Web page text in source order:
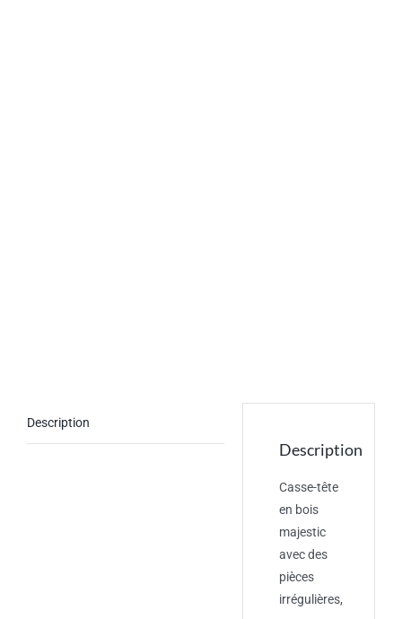
Description
Description
Casse-tête
en bois
majestic
avec des
pièces
irrégulières,